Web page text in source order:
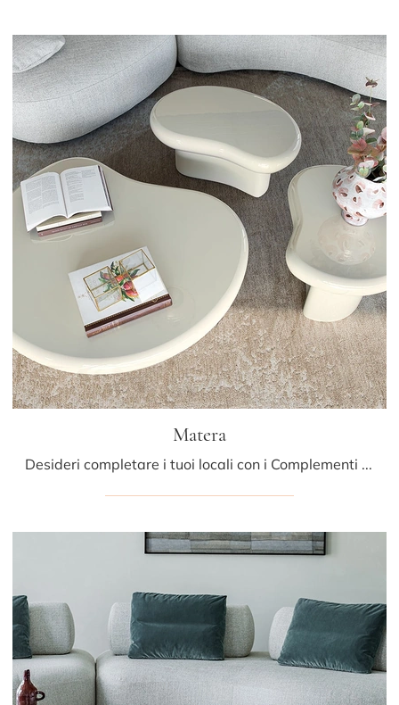
Matera
Desideri completare i tuoi locali con i Complementi Cattelan Italia? Ecco qui molteplici modelli di tavolini in ceramica come Matera.